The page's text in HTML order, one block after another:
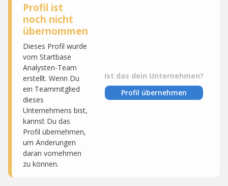
Profil ist
noch nicht
übernommen
Dieses Profil wurde
vom Startbase
Analysten-Team
erstellt. Wenn Du
ein Teammitglied
dieses
Unternehmens bist,
kannst Du das
Profil übernehmen,
um Änderungen
daran vornehmen
zu können.
Ist das dein Unternehmen?
Profil übernehmen